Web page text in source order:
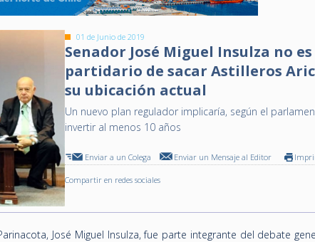
01 de Junio de 2019
Senador José Miguel Insulza no es
partidario de sacar Astilleros
su ubicación actual
Un nuevo plan regulador implicaría, según el
invertir al menos 10 años
Enviar a un Colega Enviar un Mensaje al Editor
Compartir en redes sociales
José Miguel Insulza, fue parte integrante del debate